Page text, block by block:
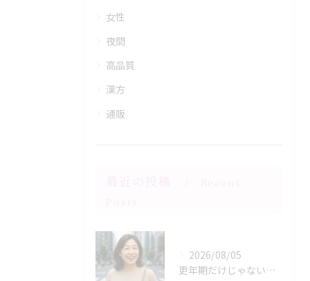
女性
夜間
高品質
漢方
通販
2026/08/05
更年期だけじゃない？30代後半から始まる体の変化と向き合い方